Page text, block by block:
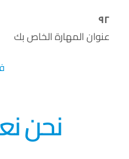
٩٢
عنوان المهارة الخاص بك
نحن